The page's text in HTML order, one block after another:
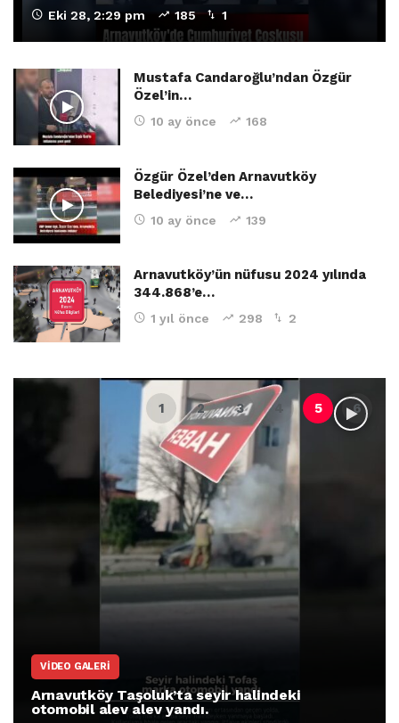
Eki 28, 2:29 pm 185 1
Mustafa Candaroğlu’ndan Özgür
Özel’in…
10 ay önce 168
Özgür Özel’den Arnavutköy
Belediyesi’ne ve…
10 ay önce 139
Arnavutköy’ün nüfusu 2024 yılında
344.868’e…
1 yıl önce 298 2
VIDEO GALERI
Arnavutköy Taşoluk’ta seyir halindeki
otomobil alev alev yandı.